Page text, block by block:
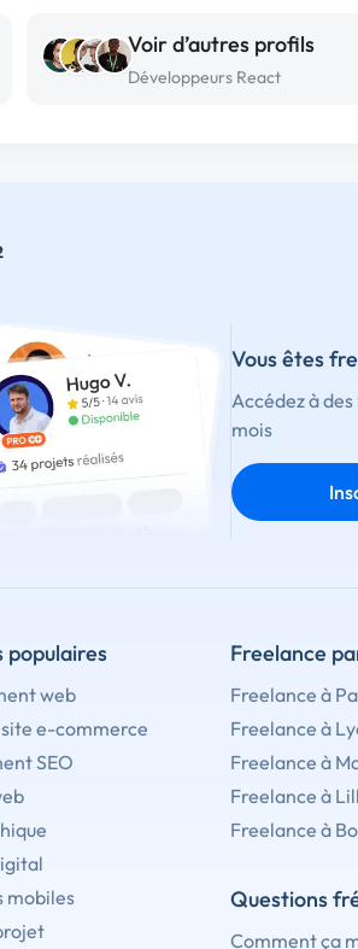
Voir d’autres profils
Développeurs React
Vous êtes
Accédez à
mois
populaires
web
e-commerce
SEO
mobiles
Freelance
Freelance à
Freelance à
Freelance à
Freelance à
Freelance à
Questions
Comment ça